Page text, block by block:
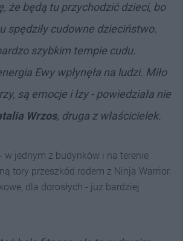
że będą tu przychodzić dzieci, bo
spędziły cudowne dzieciństwo.
szybkim tempie cudu.
Ewy wpłynęła na ludzi. Miło
są emocje i łzy - powiedziała nie
Wrzos, druga z właścicielek.
w jednym z budynków i na terenie
tory przeszkód rodem z Ninja Warrior.
dla dorosłych - już bardziej